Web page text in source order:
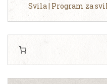
Svila | Program za